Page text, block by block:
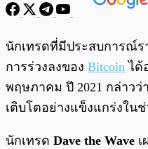
พร้อมเล่น
นักเทรดที่มีประสบการณ์ร
การร่วงลงของ Bitcoin ได้
พฤษภาคม ปี 2021 กล่าวว่
เติบโตอย่างแข็งแกร่งใน
นักเทรด Dave the Wave